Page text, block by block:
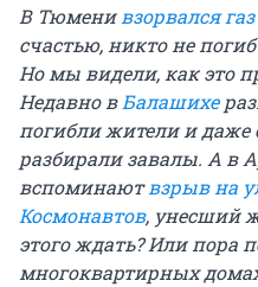
В Тюменивзорвался газ
счастью, никто не
Но мы видели, как это
Недавно вБалашихе
погибли жители и даже
разбирали завалы. А в
вспоминаютвзрыв на
Космонавтов, унесший
этого ждать? Или пора
многоквартирных